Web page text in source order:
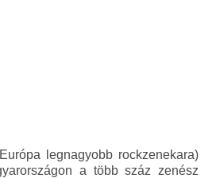
legnagyobb rockzenekara)
a több száz zenész